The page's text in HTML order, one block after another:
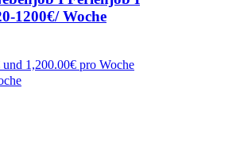
1200€/ Woche
1,200.00€ pro Woche